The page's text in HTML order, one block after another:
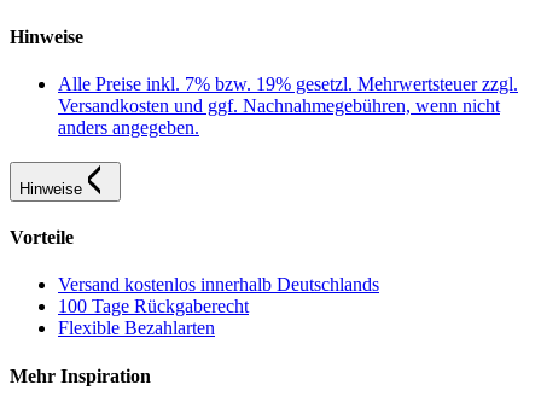
Hinweise
Alle Preise inkl. 7% bzw. 19% gesetzl. Mehrwertsteuer zzgl.
Versandkosten und ggf. Nachnahmegebühren, wenn nicht
anders angegeben.
Hinweise
Vorteile
Versand kostenlos innerhalb Deutschlands
100 Tage Rückgaberecht
Flexible Bezahlarten
Mehr Inspiration